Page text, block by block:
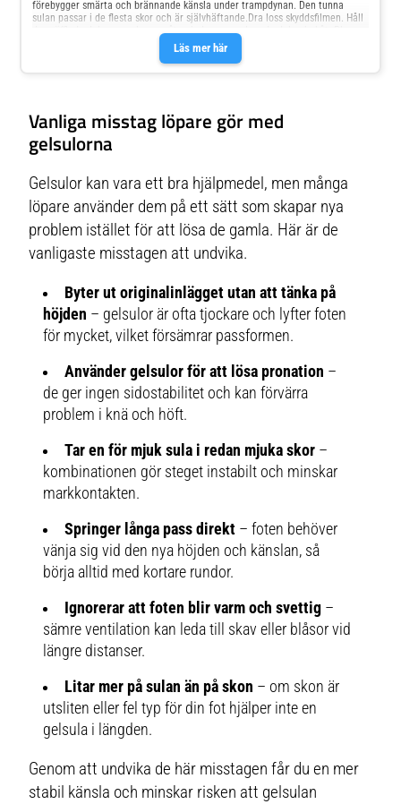
Läs mer här
förebygger smärta och brännande känsla under trampdynan. Den tunna
sulan passar i de flesta skor och är självhäftande.Dra loss skyddsfilmen. Håll
gelsulan under främre trampdynan i skon. Handtvätta med mild tvål,
lufttorka. Sulan blir åter självhäftande efter varje tvätt.Dermatologiskt
testad, hypoallergen och latexfri. Medicinteknisk produkt.
Vanliga misstag löpare gör med
gelsulorna
Gelsulor kan vara ett bra hjälpmedel, men många
löpare använder dem på ett sätt som skapar nya
problem istället för att lösa de gamla. Här är de
vanligaste misstagen att undvika.
Byter ut originalinlägget utan att tänka på
höjden – gelsulor är ofta tjockare och lyfter foten
för mycket, vilket försämrar passformen.
Använder gelsulor för att lösa pronation –
de ger ingen sidostabilitet och kan förvärra
problem i knä och höft.
Tar en för mjuk sula i redan mjuka skor –
kombinationen gör steget instabilt och minskar
markkontakten.
Springer långa pass direkt – foten behöver
vänja sig vid den nya höjden och känslan, så
börja alltid med kortare rundor.
Ignorerar att foten blir varm och svettig –
sämre ventilation kan leda till skav eller blåsor vid
längre distanser.
Litar mer på sulan än på skon – om skon är
utsliten eller fel typ för din fot hjälper inte en
gelsula i längden.
Genom att undvika de här misstagen får du en mer
stabil känsla och minskar risken att gelsulan